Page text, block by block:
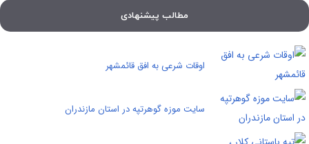
مطالب پیشنهادی
اوقات شرعی به افق قائمشهر
سایت موزه گوهرتپه در استان مازندران